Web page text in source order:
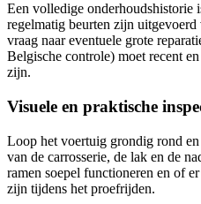
Een volledige onderhoudshistorie
regelmatig beurten zijn uitgevoerd
vraag naar eventuele grote
Belgische controle) moet recent
zijn.
Visuele en praktische
Loop het voertuig grondig rond
van de carrosserie, de lak en de
ramen soepel functioneren en of
zijn tijdens het proefrijden.